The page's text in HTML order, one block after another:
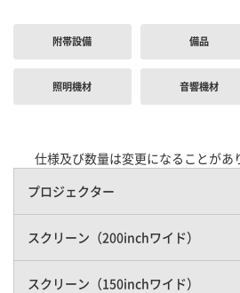
附帯設備 備品
照明機材 音響機材
仕様及び数量は変更になることがあ
プロジェクター
スクリーン（200inchワイド）
スクリーン（150inchワイド）